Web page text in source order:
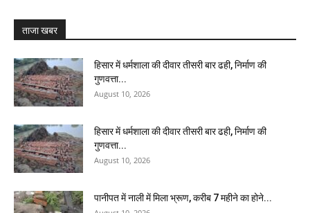
ताजा खबर
हिसार में धर्मशाला की दीवार तीसरी बार ढही, निर्माण की
गुणवत्ता...
August 10, 2026
हिसार में धर्मशाला की दीवार तीसरी बार ढही, निर्माण की
गुणवत्ता...
August 10, 2026
पानीपत में नाली में मिला भ्रूण, करीब 7 महीने का होने...